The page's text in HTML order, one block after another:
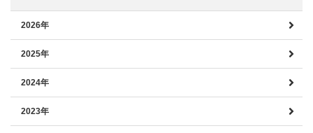
2026年
2025年
2024年
2023年